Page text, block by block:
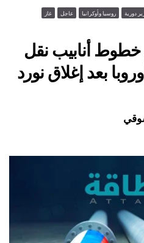
دورية روسيا وأوكرانيا عاجل غاز
خطوط أنابيب نقل
بعد إغلاق نورد